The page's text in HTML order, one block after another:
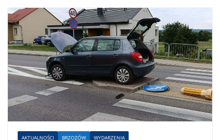
AKTUALNOŚCI BRZOZÓW WYDARZENIA